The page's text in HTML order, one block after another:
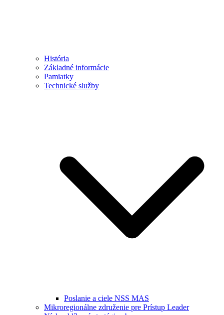
História
Základné informácie
Pamiatky
Technické služby
Poslanie a ciele NSS MAS
Mikroregionálne združenie pre Prístup Leader